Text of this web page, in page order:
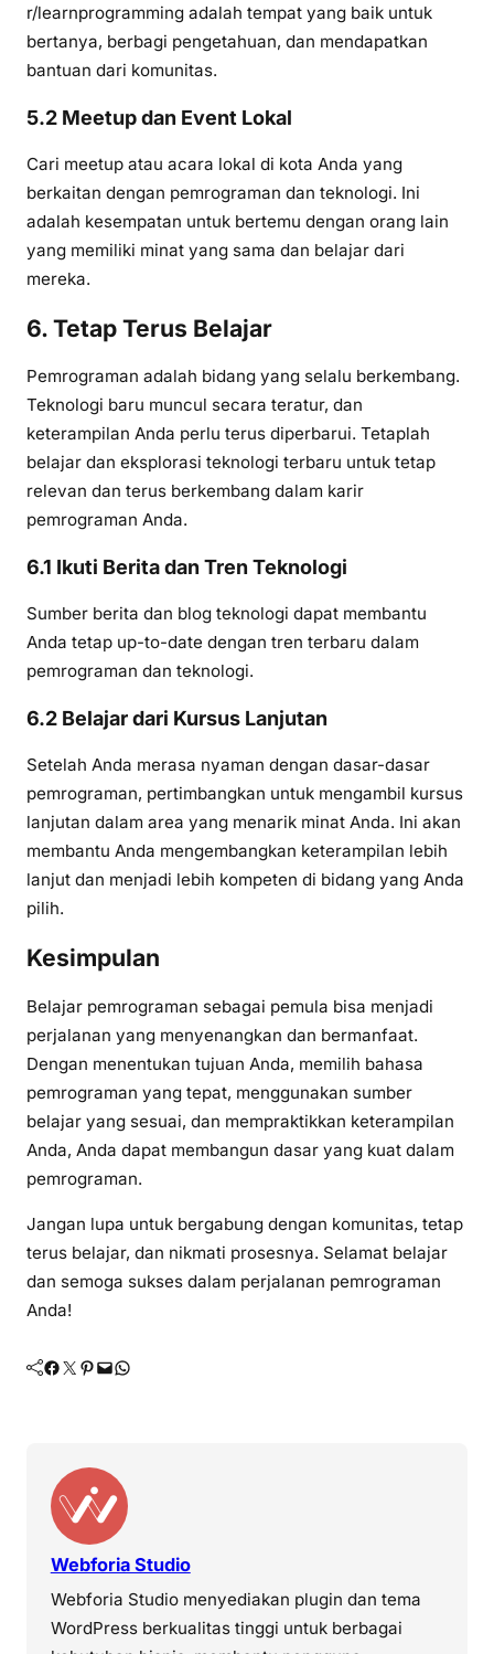
r/learnprogramming adalah tempat yang baik untuk
bertanya, berbagi pengetahuan, dan mendapatkan
bantuan dari komunitas.
5.2 Meetup dan Event Lokal
Cari meetup atau acara lokal di kota Anda yang
berkaitan dengan pemrograman dan teknologi. Ini
adalah kesempatan untuk bertemu dengan orang lain
yang memiliki minat yang sama dan belajar dari
mereka.
6. Tetap Terus Belajar
Pemrograman adalah bidang yang selalu berkembang.
Teknologi baru muncul secara teratur, dan
keterampilan Anda perlu terus diperbarui. Tetaplah
belajar dan eksplorasi teknologi terbaru untuk tetap
relevan dan terus berkembang dalam karir
pemrograman Anda.
6.1 Ikuti Berita dan Tren Teknologi
Sumber berita dan blog teknologi dapat membantu
Anda tetap up-to-date dengan tren terbaru dalam
pemrograman dan teknologi.
6.2 Belajar dari Kursus Lanjutan
Setelah Anda merasa nyaman dengan dasar-dasar
pemrograman, pertimbangkan untuk mengambil kursus
lanjutan dalam area yang menarik minat Anda. Ini akan
membantu Anda mengembangkan keterampilan lebih
lanjut dan menjadi lebih kompeten di bidang yang Anda
pilih.
Kesimpulan
Belajar pemrograman sebagai pemula bisa menjadi
perjalanan yang menyenangkan dan bermanfaat.
Dengan menentukan tujuan Anda, memilih bahasa
pemrograman yang tepat, menggunakan sumber
belajar yang sesuai, dan mempraktikkan keterampilan
Anda, Anda dapat membangun dasar yang kuat dalam
pemrograman.
Jangan lupa untuk bergabung dengan komunitas, tetap
terus belajar, dan nikmati prosesnya. Selamat belajar
dan semoga sukses dalam perjalanan pemrograman
Anda!
Facebook Twitter Pinterest Mail WhatsApp
Webforia Studio
Webforia Studio menyediakan plugin dan tema
WordPress berkualitas tinggi untuk berbagai